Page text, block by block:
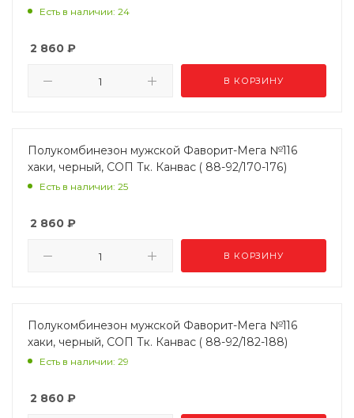
Есть в наличии: 24
2 860 ₽
В КОРЗИНУ
Полукомбинезон мужской Фаворит-Мега №116
хаки, черный, СОП Тк. Канвас ( 88-92/170-176)
Есть в наличии: 25
2 860 ₽
В КОРЗИНУ
Полукомбинезон мужской Фаворит-Мега №116
хаки, черный, СОП Тк. Канвас ( 88-92/182-188)
Есть в наличии: 29
2 860 ₽